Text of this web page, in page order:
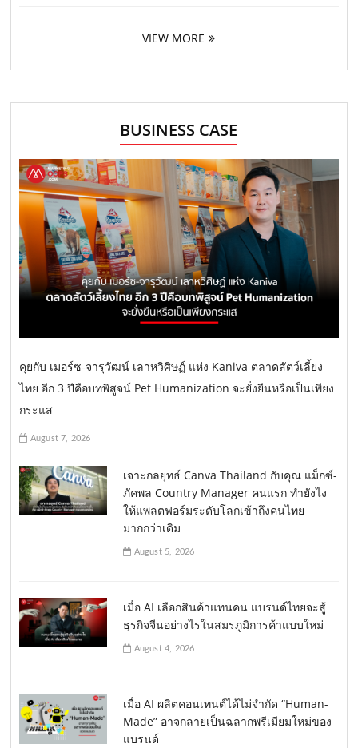
VIEW MORE
BUSINESS CASE
คุยกับ เมอร์ซ-จารุวัฒน์ เลาหวิศิษฏ์ แห่ง Kaniva ตลาดสัตว์เลี้ยง
ไทย อีก 3 ปีคือบทพิสูจน์ Pet Humanization จะยั่งยืนหรือเป็นเพียง
กระแส
August 7, 2026
เจาะกลยุทธ์ Canva Thailand กับคุณ แม็กซ์-
ภัคพล Country Manager คนแรก ทำยังไง
ให้แพลตฟอร์มระดับโลกเข้าถึงคนไทย
มากกว่าเดิม
August 5, 2026
เมื่อ AI เลือกสินค้าแทนคน แบรนด์ไทยจะสู้
ธุรกิจจีนอย่างไรในสมรภูมิการค้าแบบใหม่
August 4, 2026
เมื่อ AI ผลิตคอนเทนต์ได้ไม่จำกัด “Human-
Made” อาจกลายเป็นฉลากพรีเมียมใหม่ของ
แบรนด์